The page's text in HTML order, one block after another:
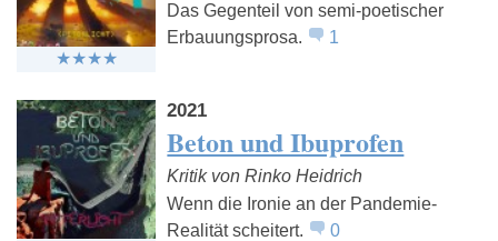
Das Gegenteil von semi-poetischer
Erbauungsprosa.
1
2021
Beton und Ibuprofen
Kritik von Rinko Heidrich
Wenn die Ironie an der Pandemie-
Realität scheitert.
0